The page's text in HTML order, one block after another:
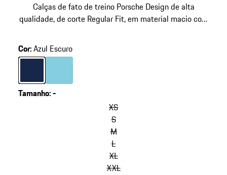
Calças de fato de treino Porsche Design de alta
qualidade, de corte Regular Fit, em material macio com
Cor:Azul Escuro
CorAzul Escuro
Cor
Tamanho:-
XS
S
M
L
XL
XXL